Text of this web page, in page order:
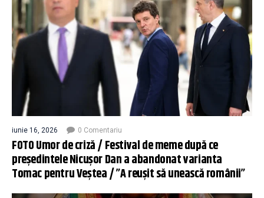
iunie 16, 2026 0 Comentariu
FOTO Umor de criză / Festival de meme după ce
președintele Nicușor Dan a abandonat varianta
Tomac pentru Veștea / ”A reușit să unească românii”